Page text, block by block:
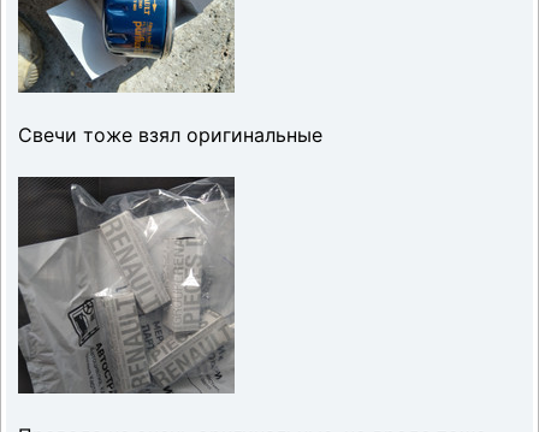
Свечи тоже взял оригинальные